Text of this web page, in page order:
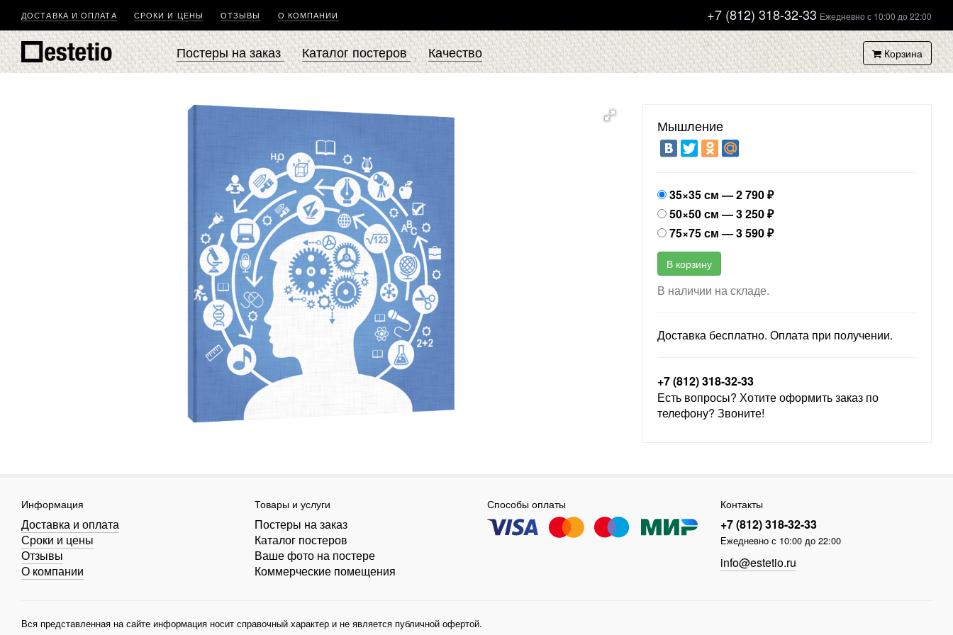
+7 (812) 318-32-33 Ежедневно с 10:00 до 22:00
ДОСТАВКА И ОПЛАТА СРОКИ И ЦЕНЫ ОТЗЫВЫ О КОМПАНИИ
Корзина
Постеры на заказ Каталог постеров Качество
Мышление
35×35 см —2 790₽
50×50 см —3 250₽
75×75 см —3 590₽
В корзину
В наличии на складе.
Доставка бесплатно. Оплата при получении.
+7 (812) 318-32-33
Есть вопросы? Хотите оформить заказ по
телефону? Звоните!
Информация
Доставка и оплата
Сроки и цены
Отзывы
О компании
Товары и услуги
Постеры на заказ
Каталог постеров
Ваше фото на постере
Коммерческие помещения
Способы оплаты Контакты
+7 (812) 318-32-33
Ежедневно с 10:00 до 22:00
info@estetio.ru
Вся представленная на сайте информация носит справочный характер и не является публичной офертой.